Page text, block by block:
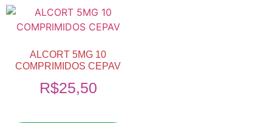
ALCORT 5MG 10
COMPRIMIDOS CEPAV
R$25,50